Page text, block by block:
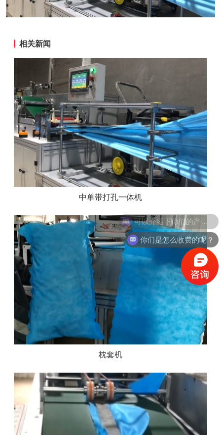
相关新闻
中单带打孔一体机
枕套机
可以介绍下你们的产品么？
你们是怎么收费的呢？